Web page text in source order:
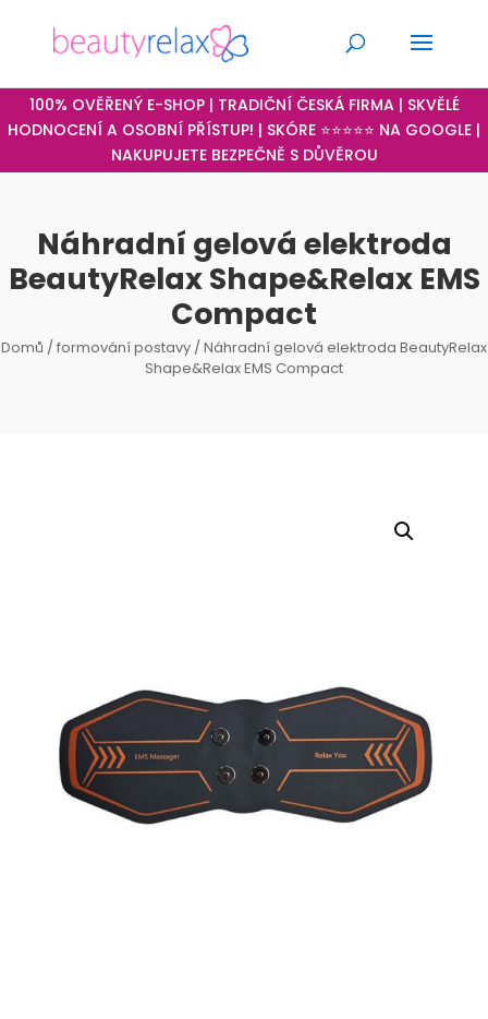
100% OVĚŘENÝ E-SHOP | TRADIČNÍ ČESKÁ FIRMA | SKVĚLÉ
HODNOCENÍ A OSOBNÍ PŘÍSTUP! | SKÓRE ⭐⭐⭐⭐⭐ NA GOOGLE |
NAKUPUJETE BEZPEČNĚ S DŮVĚROU
Náhradní gelová elektroda
BeautyRelax Shape&Relax EMS
Compact
Domů /formování postavy / Náhradní gelová elektroda BeautyRelax
Shape&Relax EMS Compact